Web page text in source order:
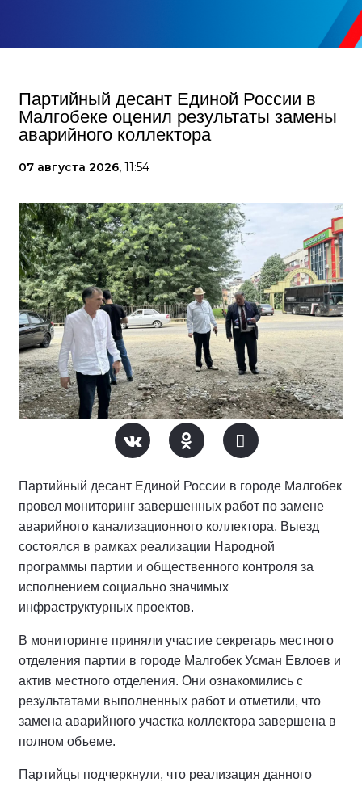
Партийный десант Единой России в
Малгобеке оценил результаты замены
аварийного коллектора
07 августа 2026, 11:54
Партийный десант Единой России в городе Малгобек
провел мониторинг завершенных работ по замене
аварийного канализационного коллектора. Выезд
состоялся в рамках реализации Народной
программы партии и общественного контроля за
исполнением социально значимых
инфраструктурных проектов.
В мониторинге приняли участие секретарь местного
отделения партии в городе Малгобек Усман Евлоев и
актив местного отделения. Они ознакомились с
результатами выполненных работ и отметили, что
замена аварийного участка коллектора завершена в
полном объеме.
Партийцы подчеркнули, что реализация данного